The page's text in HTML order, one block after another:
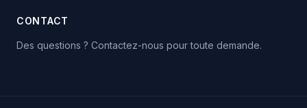
CONTACT
Des questions ? Contactez-nous pour toute demande.